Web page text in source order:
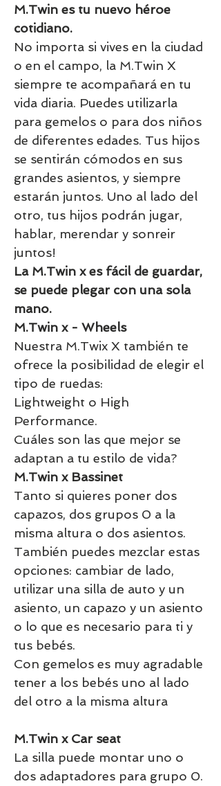
M.Twin es tu nuevo héroe
cotidiano.
No importa si vives en la ciudad
o en el campo, la M.Twin X
siempre te acompañará en tu
vida diaria. Puedes utilizarla
para gemelos o para dos niños
de diferentes edades. Tus hijos
se sentirán cómodos en sus
grandes asientos, y siempre
estarán juntos. Uno al lado del
otro, tus hijos podrán jugar,
hablar, merendar y sonreir
juntos!
La M.Twin x es fácil de guardar,
se puede plegar con una sola
mano.
M.Twin x - Wheels
Nuestra M.Twix X también te
ofrece la posibilidad de elegir el
tipo de ruedas:
Lightweight o High
Performance.
Cuáles son las que mejor se
adaptan a tu estilo de vida?
M.Twin x Bassinet
Tanto si quieres poner dos
capazos, dos grupos 0 a la
misma altura o dos asientos.
También puedes mezclar estas
opciones: cambiar de lado,
utilizar una silla de auto y un
asiento, un capazo y un asiento
o lo que es necesario para ti y
tus bebés.
Con gemelos es muy agradable
tener a los bebés uno al lado
del otro a la misma altura
M.Twin x Car seat
La silla puede montar uno o
dos adaptadores para grupo 0.